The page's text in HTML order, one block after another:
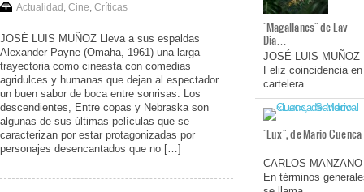
Actualidad, Cine, Críticas
JOSÉ LUIS MUÑOZ Lleva a sus espaldas
Alexander Payne (Omaha, 1961) una larga
trayectoria como cineasta con comedias
agridulces y humanas que dejan al espectador
un buen sabor de boca entre sonrisas. Los
descendientes, Entre copas y Nebraska son
algunas de sus últimas películas que se
caracterizan por estar protagonizadas por
personajes desencantados que no […]
"Magallanes" de Lav
Dia…
JOSÉ LUIS MUÑOZ
Feliz coincidencia en
cartelera…
"Lux", de Mario Cuenca
…
CARLOS MANZANO
En términos